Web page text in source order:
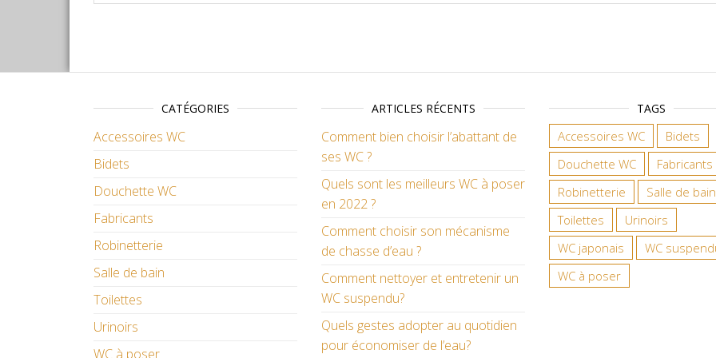
CATÉGORIES
Accessoires WC
Bidets
Douchette WC
Fabricants
Robinetterie
Salle de bain
Toilettes
Urinoirs
WC à poser
ARTICLES RÉCENTS
Comment bien choisir l’abattant de
ses WC ?
Quels sont les meilleurs WC à poser
en 2022 ?
Comment choisir son mécanisme
de chasse d’eau ?
Comment nettoyer et entretenir un
WC suspendu?
Quels gestes adopter au quotidien
pour économiser de l’eau?
TAGS
Accessoires WC
Bidets
Douchette WC
Fabricants
Robinetterie
Salle de bain
Toilettes
Urinoirs
WC japonais
WC
WC à poser